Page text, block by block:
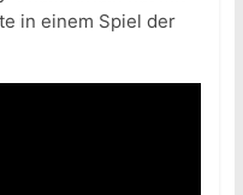
in einem Spiel der